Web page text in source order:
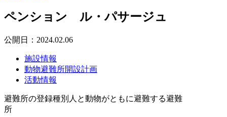
ペンション ル・パサージュ
公開日：2024.02.06
施設情報
動物避難所開設計画
活動情報
避難所の登録種別 人と動物がともに避難する避難
所